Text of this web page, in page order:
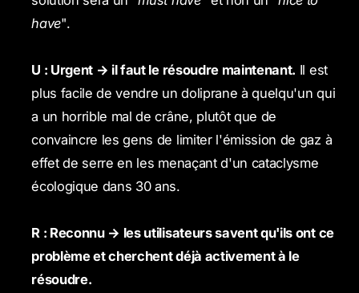
have".
U : Urgent → il faut le résoudre maintenant. Il est
plus facile de vendre un doliprane à quelqu'un qui
a un horrible mal de crâne, plutôt que de
convaincre les gens de limiter l'émission de gaz à
effet de serre en les menaçant d'un cataclysme
écologique dans 30 ans.
R : Reconnu → les utilisateurs savent qu'ils ont ce
problème et cherchent déjà activement à le
résoudre.